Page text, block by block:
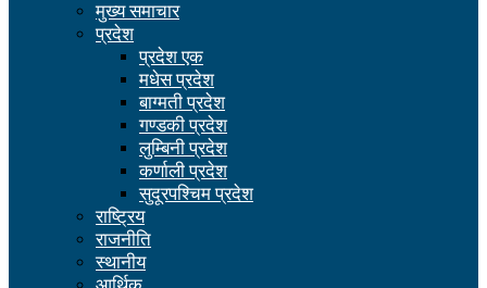
मुख्य समाचार
प्रदेश
प्रदेश एक
मधेस प्रदेश
बाग्मती प्रदेश
गण्डकी प्रदेश
लुम्बिनी प्रदेश
कर्णाली प्रदेश
सुदूरपश्चिम प्रदेश
राष्ट्रिय
राजनीति
स्थानीय